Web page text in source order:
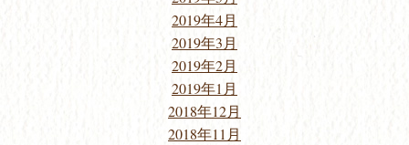
2019年4月
2019年3月
2019年2月
2019年1月
2018年12月
2018年11月